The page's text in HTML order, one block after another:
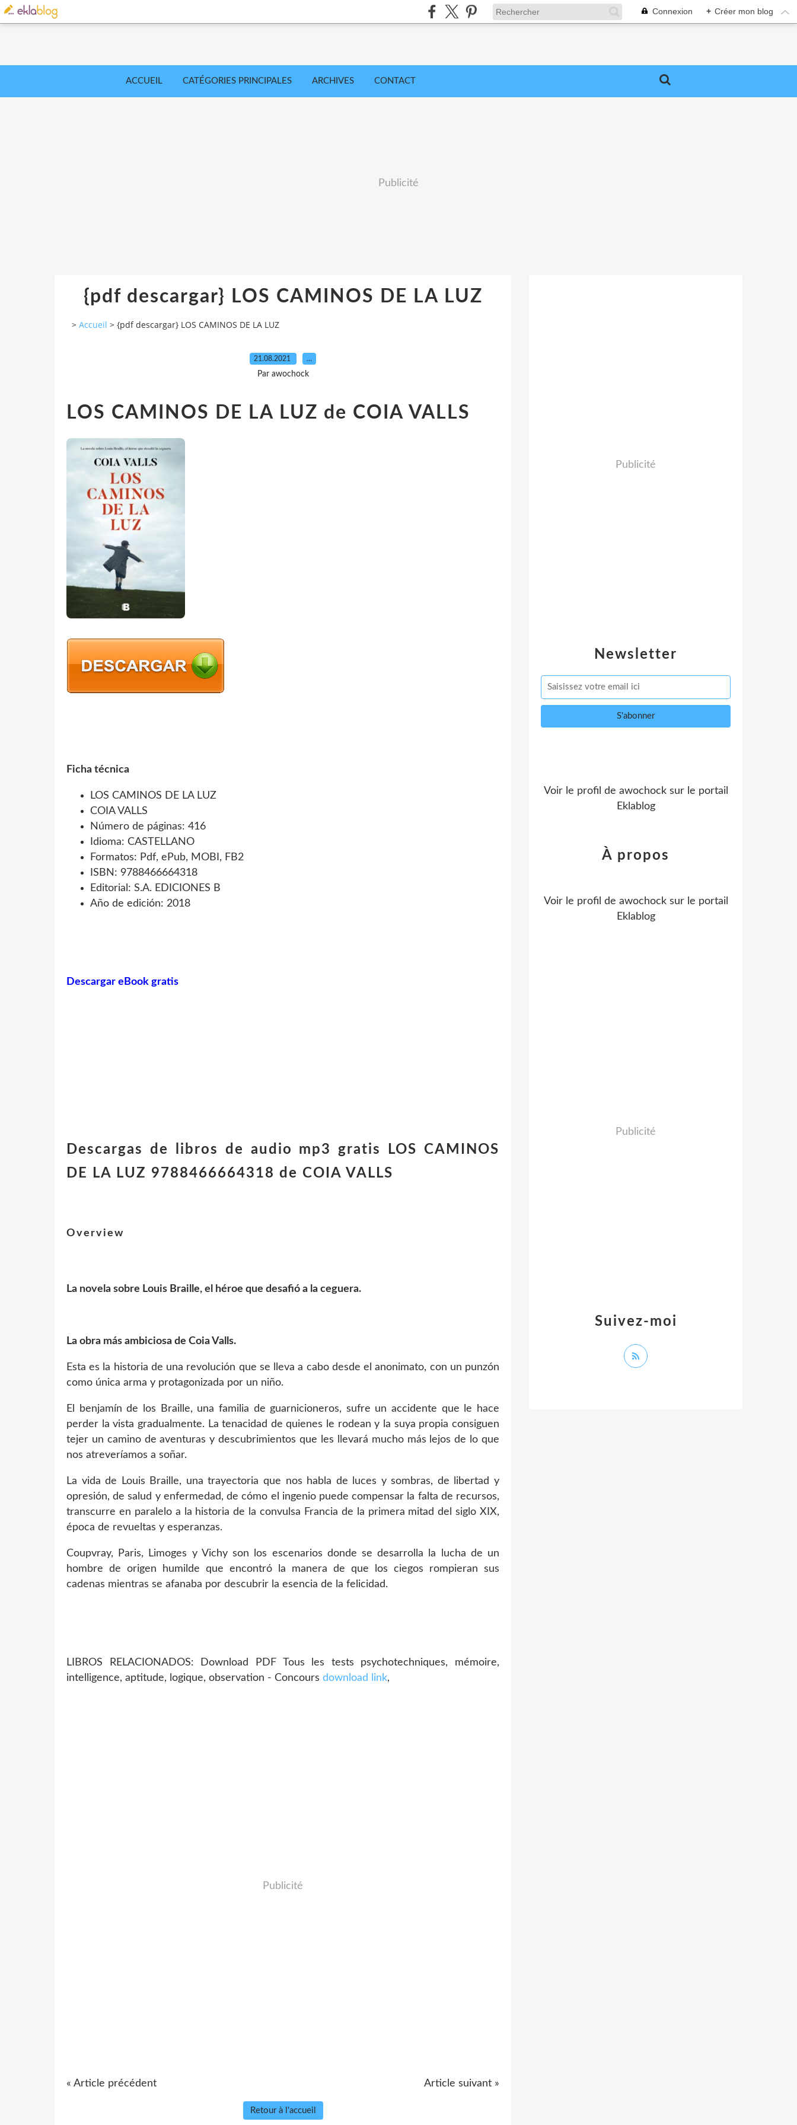
Connexion + Créer mon blog
ACCUEIL CATÉGORIES PRINCIPALES ARCHIVES CONTACT
Publicité
{pdf descargar} LOS CAMINOS DE LA LUZ
> Accueil > {pdf descargar} LOS CAMINOS DE LA LUZ
21.08.2021 …
Par awochock
LOS CAMINOS DE LA LUZ de COIA VALLS
Ficha técnica
LOS CAMINOS DE LA LUZ
COIA VALLS
Número de páginas: 416
Idioma: CASTELLANO
Formatos: Pdf, ePub, MOBI, FB2
ISBN: 9788466664318
Editorial: S.A. EDICIONES B
Año de edición: 2018
Descargar eBook gratis
Descargas de libros de audio mp3 gratis LOS CAMINOS
DE LA LUZ 9788466664318 de COIA VALLS
Overview
La novela sobre Louis Braille, el héroe que desafió a la ceguera.
La obra más ambiciosa de Coia Valls.
Esta es la historia de una revolución que se lleva a cabo desde el anonimato, con un punzón
como única arma y protagonizada por un niño.
El benjamín de los Braille, una familia de guarnicioneros, sufre un accidente que le hace
perder la vista gradualmente. La tenacidad de quienes le rodean y la suya propia consiguen
tejer un camino de aventuras y descubrimientos que les llevará mucho más lejos de lo que
nos atreveríamos a soñar.
La vida de Louis Braille, una trayectoria que nos habla de luces y sombras, de libertad y
opresión, de salud y enfermedad, de cómo el ingenio puede compensar la falta de recursos,
transcurre en paralelo a la historia de la convulsa Francia de la primera mitad del siglo XIX,
época de revueltas y esperanzas.
Coupvray, Paris, Limoges y Vichy son los escenarios donde se desarrolla la lucha de un
hombre de origen humilde que encontró la manera de que los ciegos rompieran sus
cadenas mientras se afanaba por descubrir la esencia de la felicidad.
LIBROS RELACIONADOS: Download PDF Tous les tests psychotechniques, mémoire,
intelligence, aptitude, logique, observation - Concours download link,
Publicité
« Article précédent Article suivant »
Retour à l'accueil
Newsletter
Publicité
Voir le profil de awochocksur le portail
Eklablog
Suivez-moi
À propos
Voir le profil de awochocksur le portail
Eklablog
Publicité